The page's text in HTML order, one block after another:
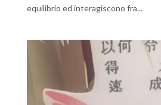
equilibrio ed interagiscono fra...